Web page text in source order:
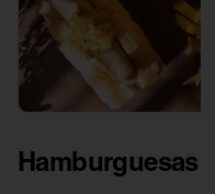
Hamburguesas